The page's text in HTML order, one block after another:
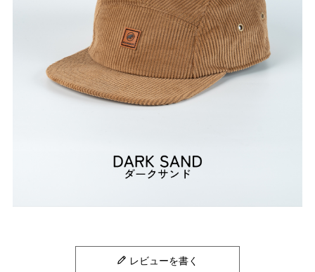
レビューを書く